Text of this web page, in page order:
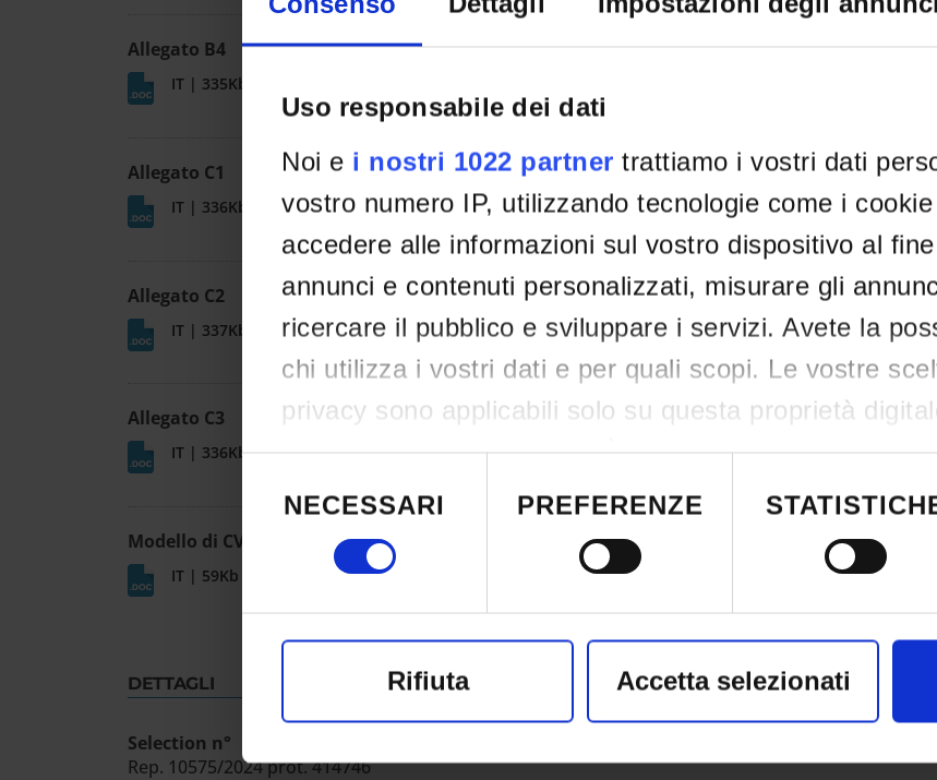
Uso responsabile dei dati
Noi e i nostri 1022 partner trattiamo i vostri dati
vostro numero IP, utilizzando tecnologie come i
accedere alle informazioni sul vostro dispositivo al
annunci e contenuti personalizzati, misurare gli
ricercare il pubblico e sviluppare i servizi. Avete la
chi utilizza i vostri dati e per quali scopi. Le vostre
privacy sono applicabili solo su questa proprietà
effettuato le vostre scelte. È possibile modificare o
consenso in qualsiasi momento dalla Dichiarazione
clic sull'icona di attivazione della privacy.
Con il tuo consenso, vorremmo anche:
raccogliere informazioni sulla tua posizione
Selezione
consenso
NECESSARI PREFERENZE
Rifiuta Accetta selezionati
Allegato B4
IT | 335Kb
Allegato C1
IT | 336Kb
Allegato C2
IT | 337Kb
Allegato C3
IT | 336Kb
Modello di CV
IT | 59Kb
DETTAGLI
Selection n°
Rep. 10575/2024 prot. 414746